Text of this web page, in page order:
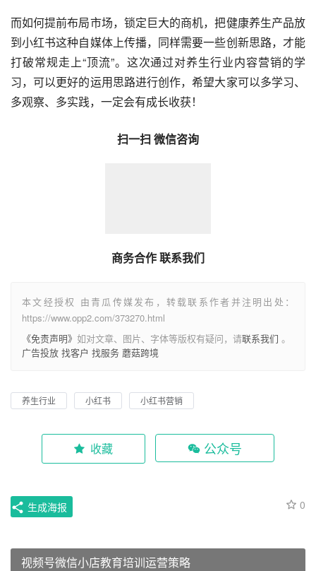
而如何提前布局市场，锁定巨大的商机，把健康养生产品放
到小红书这种自媒体上传播，同样需要一些创新思路，才能
打破常规走上“顶流”。这次通过对养生行业内容营销的学
习，可以更好的运用思路进行创作，希望大家可以多学习、
多观察、多实践，一定会有成长收获！
扫一扫 微信咨询
商务合作 联系我们
本文经授权 由青瓜传媒发布，转载联系作者并注明出处：
https://www.opp2.com/373270.html
《免责声明》 如对文章、图片、字体等版权有疑问，请联系我们 。
广告投放 找客户 找服务 蘑菇跨境
养生行业 小红书 小红书营销
收藏 公众号
0
生成海报
视频号微信小店教育培训运营策略